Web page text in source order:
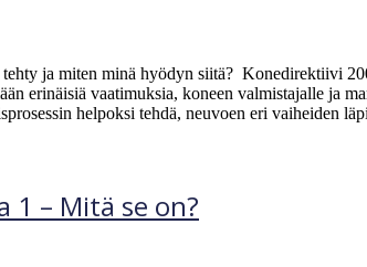
ja miten minä hyödyn siitä? Konedirektiivi
erinäisiä vaatimuksia, koneen valmistajalle ja
helpoksi tehdä, neuvoen eri vaiheiden
1 – Mitä se on?